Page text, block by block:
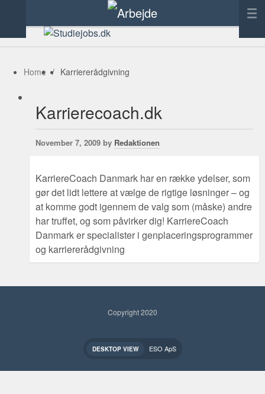
Annoncering
Kontakt
Home / Karriererådgivning
Karrierecoach.dk
November 7, 2009 by Redaktionen
KarriereCoach Danmark har en række ydelser, som
gør det lidt lettere at vælge de rigtige løsninger – og
at komme godt igennem de valg som (måske) andre
har truffet, og som påvirker dig! KarriereCoach
Danmark er specialister i genplaceringsprogrammer
og karriererådgivning
Copyright 2020
DESKTOP VIEW ESO ApS